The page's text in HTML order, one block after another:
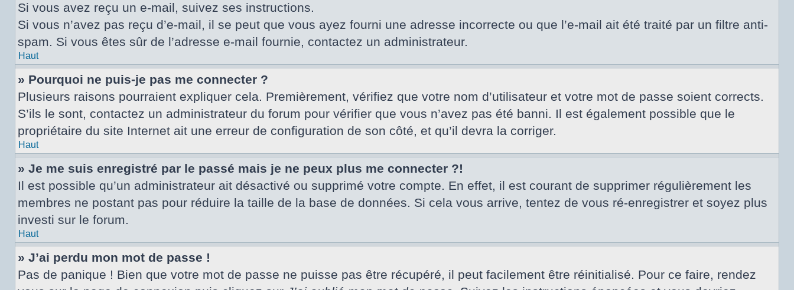
Si vous avez reçu un e-mail, suivez ses instructions.
Si vous n’avez pas reçu d’e-mail, il se peut que vous ayez fourni une adresse incorrecte ou que l’e-mail ait été traité par un filtre anti-
spam. Si vous êtes sûr de l’adresse e-mail fournie, contactez un administrateur.
Haut
» Pourquoi ne puis-je pas me connecter ?
Plusieurs raisons pourraient expliquer cela. Premièrement, vérifiez que votre nom d’utilisateur et votre mot de passe soient corrects.
S’ils le sont, contactez un administrateur du forum pour vérifier que vous n’avez pas été banni. Il est également possible que le
propriétaire du site Internet ait une erreur de configuration de son côté, et qu’il devra la corriger.
Haut
» Je me suis enregistré par le passé mais je ne peux plus me connecter ?!
Il est possible qu’un administrateur ait désactivé ou supprimé votre compte. En effet, il est courant de supprimer régulièrement les
membres ne postant pas pour réduire la taille de la base de données. Si cela vous arrive, tentez de vous ré-enregistrer et soyez plus
investi sur le forum.
Haut
» J’ai perdu mon mot de passe !
Pas de panique ! Bien que votre mot de passe ne puisse pas être récupéré, il peut facilement être réinitialisé. Pour ce faire, rendez